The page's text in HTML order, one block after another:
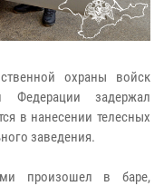
охраны войск
Федерации задержал
в нанесении телесных
заведения.
произошел в баре,